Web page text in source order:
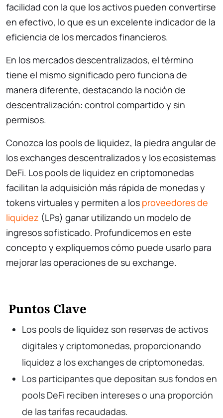
facilidad con la que los activos pueden convertirse
en efectivo, lo que es un excelente indicador de la
eficiencia de los mercados financieros.
En los mercados descentralizados, el término
tiene el mismo significado pero funciona de
manera diferente, destacando la noción de
descentralización: control compartido y sin
permisos.
Conozca los pools de liquidez, la piedra angular de
los exchanges descentralizados y los ecosistemas
DeFi. Los pools de liquidez en criptomonedas
facilitan la adquisición más rápida de monedas y
tokens virtuales y permiten a los proveedores de
liquidez (LPs) ganar utilizando un modelo de
ingresos sofisticado. Profundicemos en este
concepto y expliquemos cómo puede usarlo para
mejorar las operaciones de su exchange.
Puntos Clave
Los pools de liquidez son reservas de activos
digitales y criptomonedas, proporcionando
liquidez a los exchanges de criptomonedas.
Los participantes que depositan sus fondos en
pools DeFi reciben intereses o una proporción
de las tarifas recaudadas.